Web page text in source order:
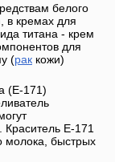
белого
в кремах для
титана - крем
для
(рак кожи)
(Е-171)
Краситель Е-171
молока, быстрых